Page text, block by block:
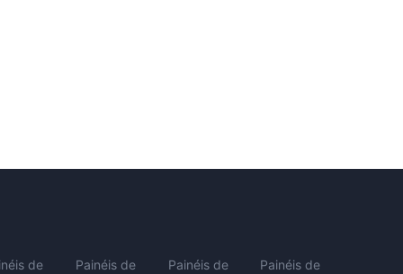
de
Painéis de
Painéis de
Painéis de